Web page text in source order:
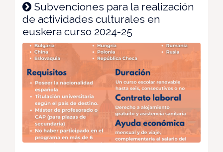
Subvenciones para la realización
de actividades culturales en
euskera curso 2024-25